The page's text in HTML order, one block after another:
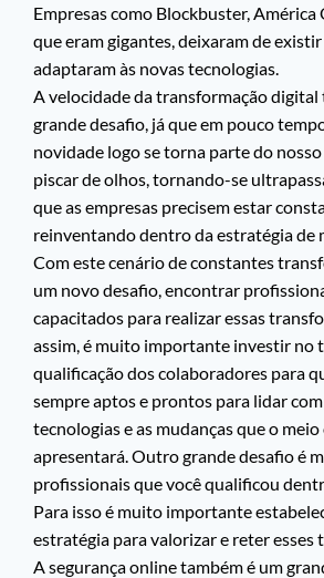
Empresas como Blockbuster, América
que eram gigantes, deixaram de
adaptaram às novas tecnologias.
A velocidade da transformação digital
grande desafio, já que em pouco
novidade logo se torna parte do
piscar de olhos, tornando-se
que as empresas precisem estar
reinventando dentro da estratégia de
Com este cenário de constantes
um novo desafio, encontrar
capacitados para realizar essas
assim, é muito importante investir no
qualificação dos colaboradores para
sempre aptos e prontos para lidar
tecnologias e as mudanças que o
apresentará. Outro grande desafio é
profissionais que você qualificou
Para isso é muito importante
estratégia para valorizar e reter esses
A segurança online também é um